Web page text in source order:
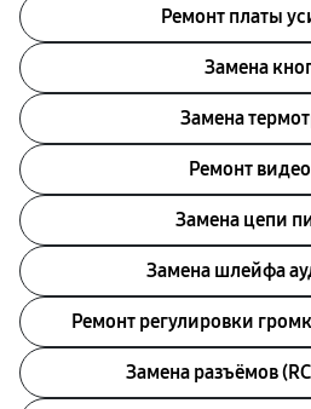
Ремонт платы
Замена
Замена
Ремонт
Замена цепи
Замена шлейфа
Ремонт регулировки
Замена разъёмов